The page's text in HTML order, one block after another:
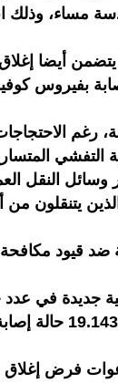
مساء، وذلك
أيضا إغلاق
رغم
التفشي
النقل
يتنقلون من
قيود
جديدة في عدد
بفيروس كورونا بلغت 19.644
فرض